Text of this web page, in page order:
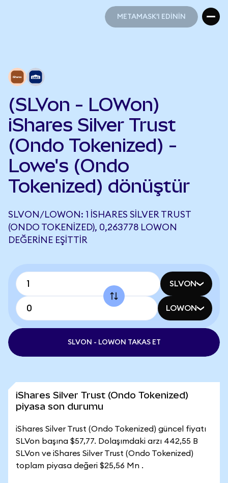
METAMASK'I EDİNİN
(SLVon - LOWon)
iShares Silver Trust
(Ondo Tokenized) -
Lowe's (Ondo
Tokenized) dönüştür
SLVON/LOWON: 1 ISHARES SILVER TRUST
(ONDO TOKENIZED), 0,263778 LOWON
DEĞERINE EŞITTIR
SLVON
LOWON
SLVON - LOWON TAKAS ET
iShares Silver Trust (Ondo Tokenized)
piyasa son durumu
iShares Silver Trust (Ondo Tokenized) güncel fiyatı
SLVon başına $57,77. Dolaşımdaki arzı 442,55 B
SLVon ve iShares Silver Trust (Ondo Tokenized)
toplam piyasa değeri $25,56 Mn .